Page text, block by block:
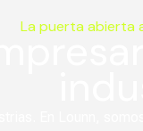
La puerta abierta